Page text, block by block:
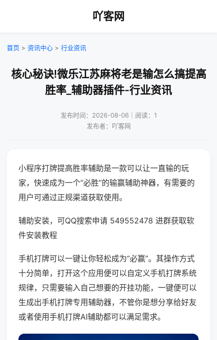
吖客网
首页 > 资讯中心 > 行业资讯
核心秘诀!微乐江苏麻将老是输怎么搞提高
胜率_辅助器插件-行业资讯
发布时间：2026-08-06｜阅读：1
发布者：吖客网
小程序打牌提高胜率辅助是一款可以让一直输的玩
家，快速成为一个“必胜”的输赢辅助神器，有需要的
用户可通过正规渠道获取使用。
辅助安装，可QQ搜索申请 549552478 进群获取软
件安装教程
手机打牌可以一键让你轻松成为“必赢”。其操作方式
十分简单，打开这个应用便可以自定义手机打牌系统
规律，只需要输入自己想要的开挂功能，一键便可以
生成出手机打牌专用辅助器，不管你是想分享给好友
或者使用手机打牌AI辅助都可以满足需求。